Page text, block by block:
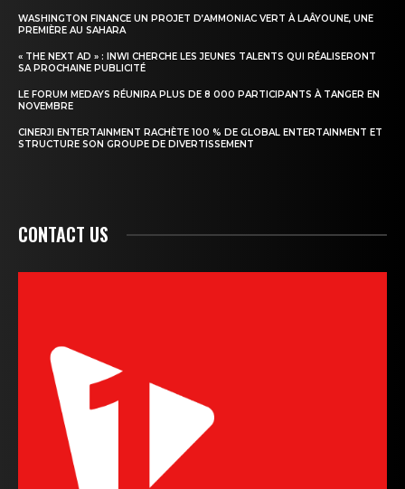
WASHINGTON FINANCE UN PROJET D’AMMONIAC VERT À LAÂYOUNE, UNE
PREMIÈRE AU SAHARA
« THE NEXT AD » : INWI CHERCHE LES JEUNES TALENTS QUI RÉALISERONT
SA PROCHAINE PUBLICITÉ
LE FORUM MEDAYS RÉUNIRA PLUS DE 8 000 PARTICIPANTS À TANGER EN
NOVEMBRE
CINERJI ENTERTAINMENT RACHÈTE 100 % DE GLOBAL ENTERTAINMENT ET
STRUCTURE SON GROUPE DE DIVERTISSEMENT
CONTACT US